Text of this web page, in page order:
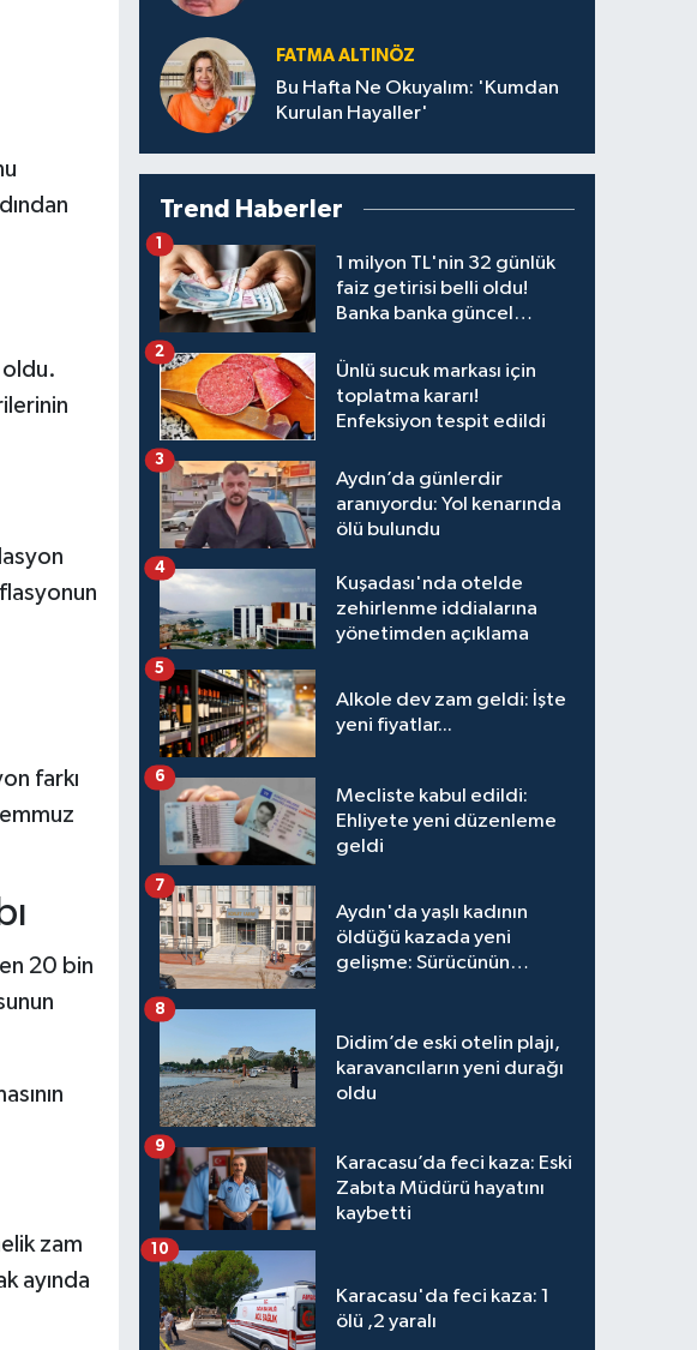
oldu.
farkı
20 bin
zam
ayında
FATMA ALTINÖZ
Bu Hafta Ne Okuyalım: 'Kumdan
Kurulan Hayaller'
Trend Haberler
1 milyon TL'nin 32 günlük
faiz getirisi belli oldu!
Banka banka güncel
1
Ünlü sucuk markası için
toplatma kararı!
Enfeksiyon tespit edildi
2
Aydın’da günlerdir
aranıyordu: Yol kenarında
ölü bulundu
3
Kuşadası'nda otelde
zehirlenme iddialarına
yönetimden açıklama
4
Alkole dev zam geldi: İşte
yeni fiyatlar...
5
Mecliste kabul edildi:
Ehliyete yeni düzenleme
geldi
6
Aydın'da yaşlı kadının
öldüğü kazada yeni
gelişme: Sürücünün
7
Didim’de eski otelin plajı,
karavancıların yeni durağı
oldu
8
Karacasu’da feci kaza: Eski
Zabıta Müdürü hayatını
kaybetti
9
Karacasu'da feci kaza: 1
ölü ,2 yaralı
10